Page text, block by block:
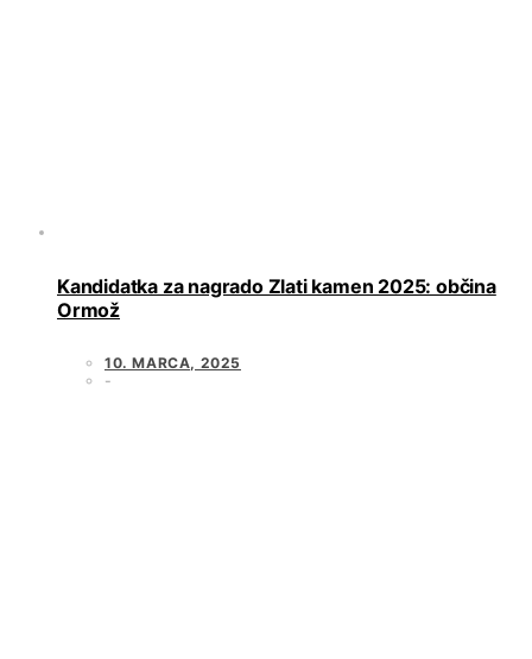
Kandidatka za nagrado Zlati kamen 2025: občina
Ormož
10. MARCA, 2025